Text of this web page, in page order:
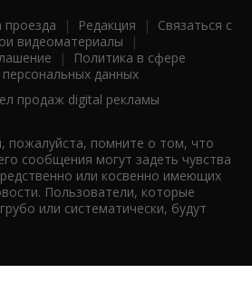
проезда | Редакция | Связаться с
видеоматериалы |
|
Политика в сфере
данных
продаж digital рекламы
пожалуйста, помните о том, что
сообщения могут задеть чувства
или косвенно имеющих
Пользователи, которые
или систематически, будут